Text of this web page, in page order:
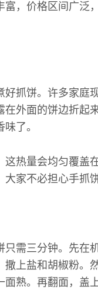
，价格区间广泛
抓饼。许多家庭
外面的饼边折起
了。
热量会均匀覆盖
家不必担心手抓
需三分钟。先在
撒上盐和胡椒粉。
熟。再翻面，盖